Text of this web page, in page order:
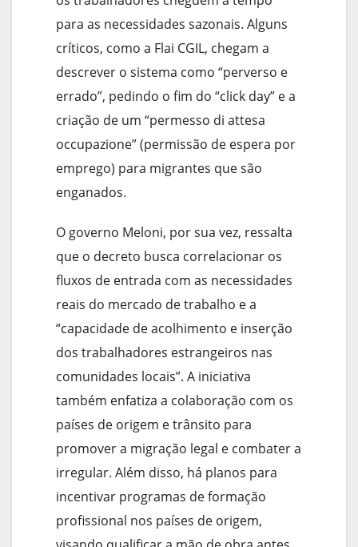
para as necessidades sazonais. Alguns
críticos, como a Flai CGIL, chegam a
descrever o sistema como “perverso e
errado”, pedindo o fim do “click day” e a
criação de um “permesso di attesa
occupazione” (permissão de espera por
emprego) para migrantes que são
enganados.
O governo Meloni, por sua vez, ressalta
que o decreto busca correlacionar os
fluxos de entrada com as necessidades
reais do mercado de trabalho e a
“capacidade de acolhimento e inserção
dos trabalhadores estrangeiros nas
comunidades locais”. A iniciativa
também enfatiza a colaboração com os
países de origem e trânsito para
promover a migração legal e combater a
irregular. Além disso, há planos para
incentivar programas de formação
profissional nos países de origem,